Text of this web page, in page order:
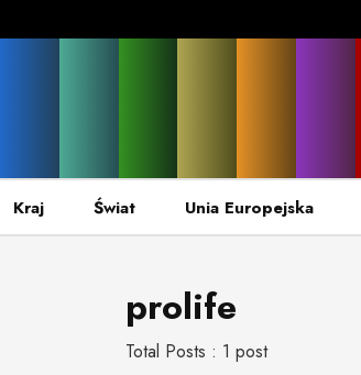
Kraj Świat Unia Europejska
prolife
Total Posts : 1 post